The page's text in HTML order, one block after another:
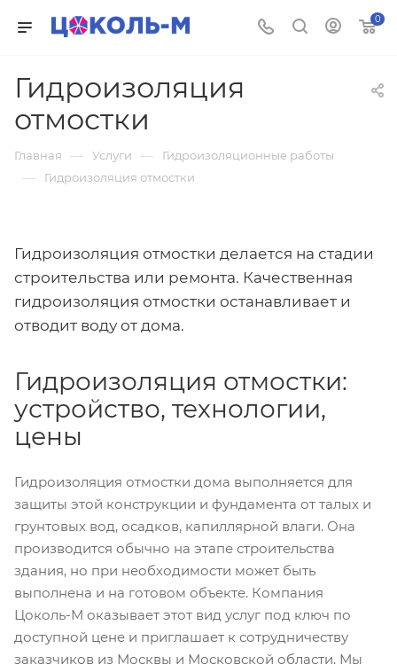
0
Гидроизоляция
отмостки
Главная — Услуги — Гидроизоляционные работы
— Гидроизоляция отмостки
Гидроизоляция отмостки делается на стадии
строительства или ремонта. Качественная
гидроизоляция отмостки останавливает и
отводит воду от дома.
Гидроизоляция отмостки:
устройство, технологии,
цены
Гидроизоляция отмостки дома выполняется для
защиты этой конструкции и фундамента от талых и
грунтовых вод, осадков, капиллярной влаги. Она
производится обычно на этапе строительства
здания, но при необходимости может быть
выполнена и на готовом объекте. Компания
Цоколь-М оказывает этот вид услуг под ключ по
доступной цене и приглашает к сотрудничеству
заказчиков из Москвы и Московской области. Мы